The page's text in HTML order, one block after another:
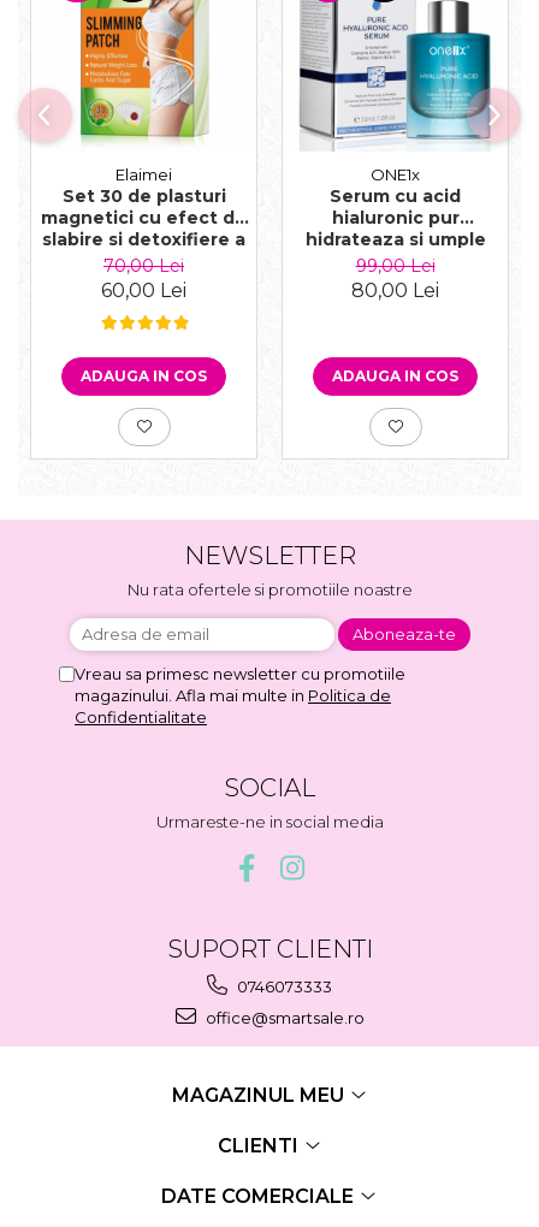
Elaimei
Set 30 de plasturi
magnetici cu efect de
slabire si detoxifiere a
organismului
ingrediente naturale
70,00 Lei
60,00 Lei
ADAUGA IN COS
ONE1x
Serum cu acid
hialuronic pur
hidrateaza si umple
ridurile, 30 ml
99,00 Lei
80,00 Lei
ADAUGA IN COS
NEWSLETTER
Nu rata ofertele si promotiile noastre
Vreau sa primesc newsletter cu promotiile
magazinului. Afla mai multe in Politica de
Confidentialitate
SOCIAL
Urmareste-ne in social media
SUPORT CLIENTI
0746073333
office@smartsale.ro
MAGAZINUL MEU
CLIENTI
DATE COMERCIALE